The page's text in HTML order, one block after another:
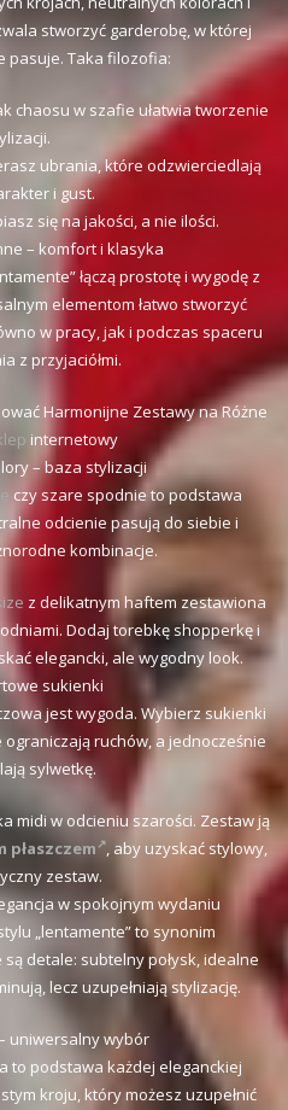
stworzyć garderobę, w której
pasuje. Taka filozofia:
chaosu w szafie ułatwia tworzenie
ubrania, które odzwierciedlają
i gust.
się na jakości, a nie ilości.
– komfort i klasyka
łączą prostotę i wygodę z
elementom łatwo stworzyć
w pracy, jak i podczas spaceru
z przyjaciółmi.
Harmonijne Zestawy na Różne
internetowy
– baza stylizacji
czy szare spodnie to podstawa
odcienie pasują do siebie i
kombinacje.
z delikatnym haftem zestawiona
Dodaj torebkę shopperkę i
elegancki, ale wygodny look.
sukienki
jest wygoda. Wybierz sukienki
ruchów, a jednocześnie
sylwetkę.
midi w odcieniu szarości. Zestaw ją
płaszczem , aby uzyskać stylowy,
zestaw.
w spokojnym wydaniu
„lentamente” to synonim
detale: subtelny połysk, idealne
lecz uzupełniają stylizację.
uniwersalny wybór
to podstawa każdej eleganckiej
kroju, który możesz uzupełnić